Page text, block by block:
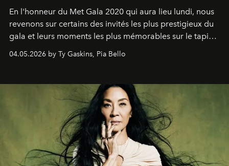
En l'honneur du Met Gala 2020 qui aura lieu lundi, nous
revenons sur certains des invités les plus prestigieux du
gala et leurs moments les plus mémorables sur le tapis
04.05.2026 by Ty Gaskins, Pia Bello